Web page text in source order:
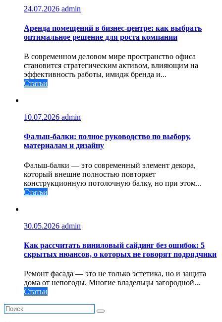
24.07.2026 admin
Аренда помещений в бизнес‑центре: как выбрать
оптимальное решение для роста компании
В современном деловом мире пространство офиса
становится стратегическим активом, влияющим на
эффективность работы, имидж бренда и...
Статьи
10.07.2026 admin
Фальш-балки: полное руководство по выбору,
материалам и дизайну
Фальш-балки — это современный элемент декора,
который внешне полностью повторяет
конструкционную потолочную балку, но при этом...
Статьи
30.05.2026 admin
Как рассчитать виниловый сайдинг без ошибок: 5
скрытых нюансов, о которых не говорят подрядчики
Ремонт фасада — это не только эстетика, но и защита
дома от непогоды. Многие владельцы загородной...
Статьи